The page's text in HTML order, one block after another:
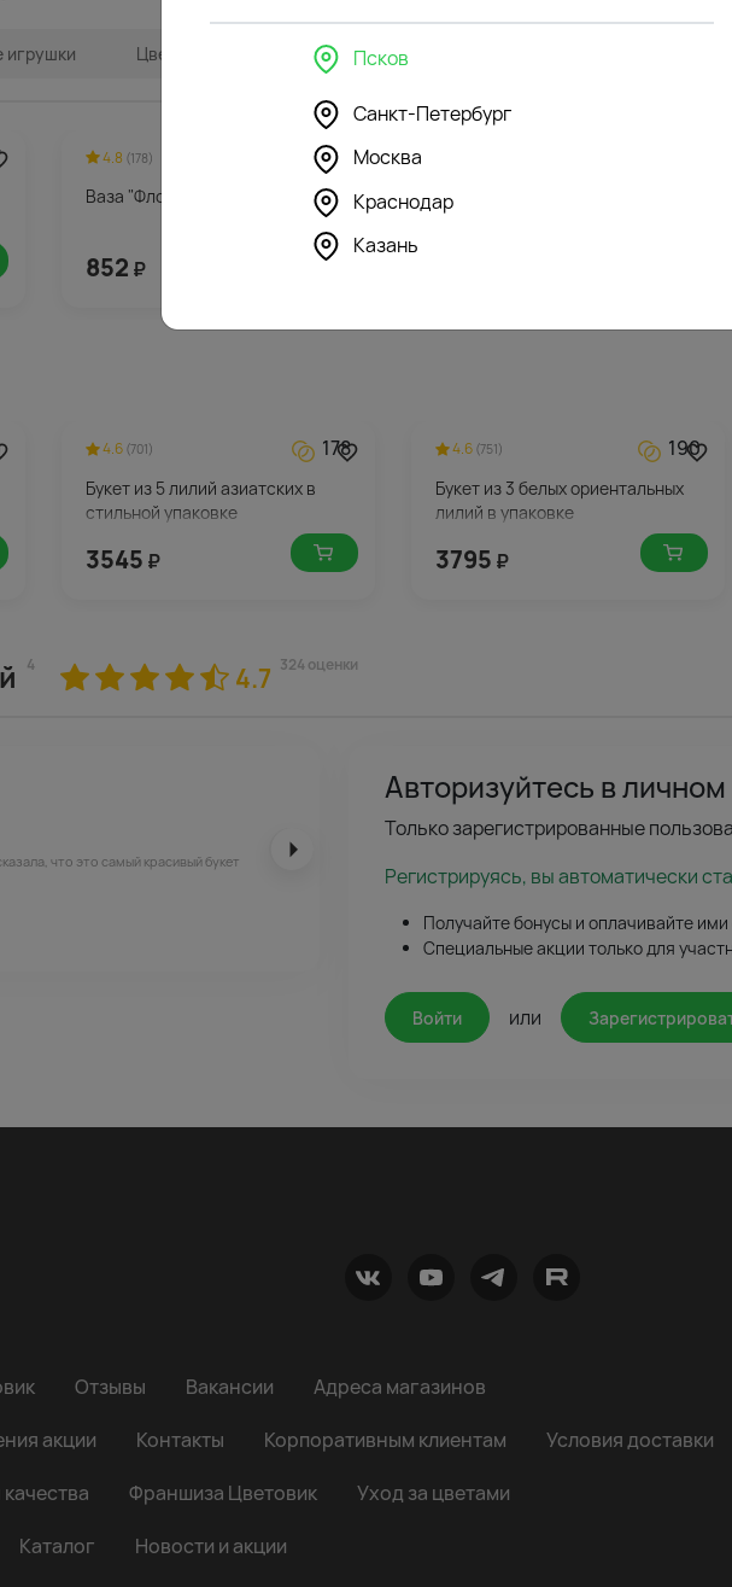
игрушки Цветы в интерьере
4.8 (178) 43
Ваза "Флора" стеклянная
852 ₽
Ваза "Трубка" стеклянная
4.6 (701) 178
Букет из 5 лилий азиатских в
стильной упаковке
3545 ₽
4.6 (751) 190
Букет из 3 белых ориентальных
лилий в упаковке
3795 ₽
4 4.7 324 оценки
что это самый красивый букет
Авторизуйтесь в
Только зарегистрированные
Регистрируясь, вы автоматически
Получайте бонусы и оплачивайте ими
Специальные акции только для
Войти или
Отзывы Вакансии
Адреса магазинов
акции
Контакты Корпоративным клиентам
Условия доставки
Франшиза Цветовик
Уход за цветами
Каталог Новости и акции
Псков
Санкт-Петербург
Москва
Краснодар
Казань